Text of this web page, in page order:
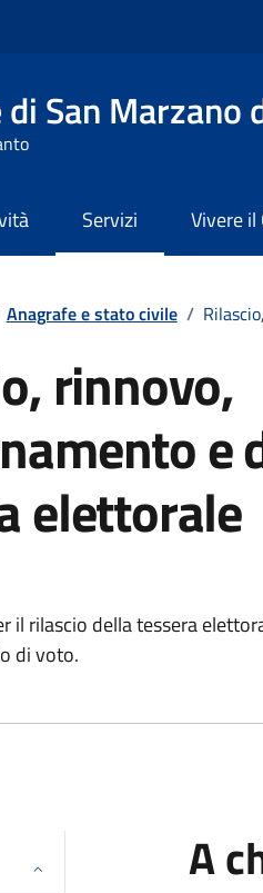
San Marzano
Servizi Vivere il
Anagrafe e stato civile /
rinnovo,
e
elettorale
il rilascio della tessera
di voto.
A